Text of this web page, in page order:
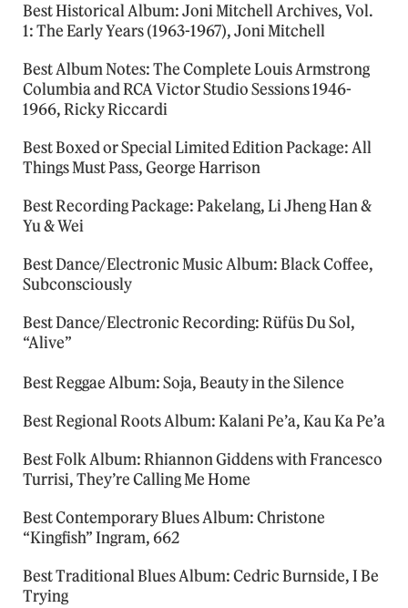
Best Historical Album: Joni Mitchell Archives, Vol.
1: The Early Years (1963-1967), Joni Mitchell
Best Album Notes: The Complete Louis Armstrong
Columbia and RCA Victor Studio Sessions 1946-
1966, Ricky Riccardi
Best Boxed or Special Limited Edition Package: All
Things Must Pass, George Harrison
Best Recording Package: Pakelang, Li Jheng Han &
Yu & Wei
Best Dance/Electronic Music Album: Black Coffee,
Subconsciously
Best Dance/Electronic Recording: Rüfüs Du Sol,
“Alive”
Best Reggae Album: Soja, Beauty in the Silence
Best Regional Roots Album: Kalani Pe’a, Kau Ka Pe’a
Best Folk Album: Rhiannon Giddens with Francesco
Turrisi, They’re Calling Me Home
Best Contemporary Blues Album: Christone
“Kingfish” Ingram, 662
Best Traditional Blues Album: Cedric Burnside, I Be
Trying